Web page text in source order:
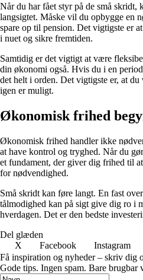
Når du har fået styr på de små skridt,
langsigtet. Måske vil du opbygge en
spare op til pension. Det vigtigste er
i nuet og sikre fremtiden.
Samtidig er det vigtigt at være
din økonomi også. Hvis du i en
det helt i orden. Det vigtigste er, at
igen er muligt.
Økonomisk frihed
Økonomisk frihed handler ikke
at have kontrol og tryghed. Når du
et fundament, der giver dig frihed til
for nødvendighed.
Små skridt kan føre langt. En fast
tålmodighed kan på sigt give dig ro i
hverdagen. Det er den bedste
Del glæden
X
Facebook Instagram
Få inspiration og nyheder – skriv dig
Gode tips. Ingen spam. Bare brugbar